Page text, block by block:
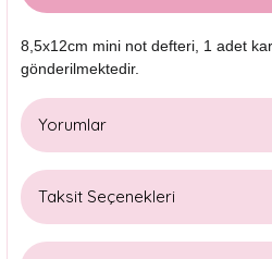
8,5x12cm mini not defteri, 1 adet
gönderilmektedir.
Yorumlar
Taksit Seçenekleri